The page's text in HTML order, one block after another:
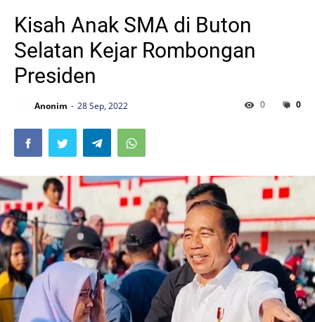
Kisah Anak SMA di Buton
Selatan Kejar Rombongan
Presiden
Anonim 28 Sep, 2022 0
0